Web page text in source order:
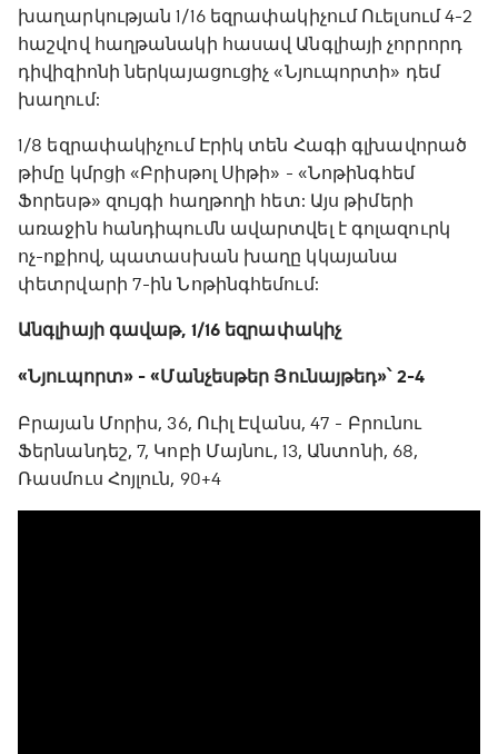
խաղարկության 1/16 եզրափակիչում Ուելսում 4-2
հաշվով հաղթանակի հասավ Անգլիայի չորրորդ
դիվիզիոնի ներկայացուցիչ «Նյուպորտի» դեմ
խաղում:
1/8 եզրափակիչում Էրիկ տեն Հագի գլխավորած
թիմը կմրցի «Բրիսթոլ Սիթի» - «Նոթինգհեմ
Ֆորեսթ» զույգի հաղթողի հետ: Այս թիմերի
առաջին հանդիպումն ավարտվել է գոլազուրկ
ոչ-ոքիով, պատասխան խաղը կկայանա
փետրվարի 7-ին Նոթինգհեմում:
Անգլիայի գավաթ, 1/16 եզրափակիչ
«Նյուպորտ» - «Մանչեսթեր Յունայթեդ»՝ 2-4
Բրայան Մորիս, 36, Ուիլ Էվանս, 47 - Բրունու
Ֆերնանդեշ, 7, Կոբի Մայնու, 13, Անտոնի, 68,
Ռասմուս Հոյլուն, 90+4